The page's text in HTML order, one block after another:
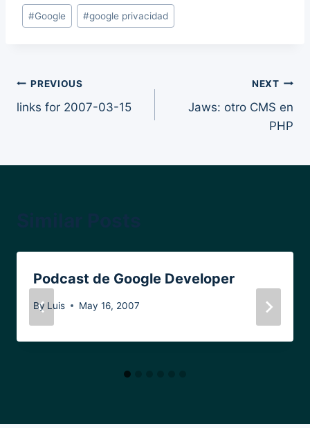
Post
Tags:
#Google #google privacidad
Post
navigation
PREVIOUS
links for 2007-03-15
NEXT
Jaws: otro CMS en
PHP
Podcast de Google Developer
By Luis May 16, 2007